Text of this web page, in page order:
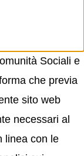
Sociali e
che previa
sito web
necessari al
linea con le